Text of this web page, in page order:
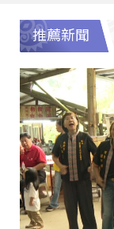
推薦新聞